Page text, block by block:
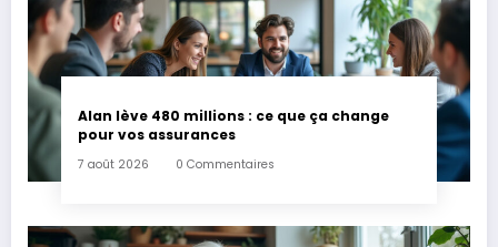
Alan lève 480 millions : ce que ça change
pour vos assurances
7 août 2026 0 Commentaires